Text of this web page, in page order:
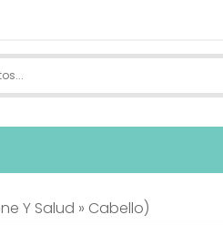
Y Salud » Cabello)